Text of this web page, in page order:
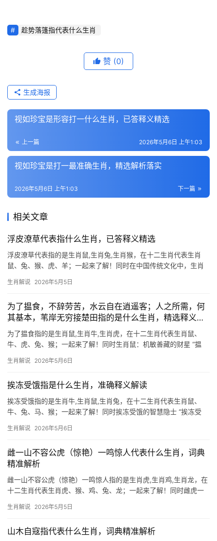
趁势落篷指代表什么生肖
赞 (0)
生成海报
视如珍宝是形容打一什么生肖，已答释义精选
上一篇 2026年5月6日 上午1:03
视如珍宝是打一最准确生肖，精选解析落实
下一篇
2026年5月6日 上午1:03
相关文章
浮皮潦草代表指什么生肖，已答释义精选
浮皮潦草代表指的是生肖鼠,生肖兔,生肖猴，在十二生肖代表生肖
鼠、兔、猴、虎、羊；一起来了解！同时在中国传统文化中，生肖
人，而在生肖象征中，它与【生肖鼠】的机敏却缺乏耐心、【生肖
生肖解说 2026年5月5日
为了揾食，不辞劳苦，水云自在逍遥客；人之所需，何
其基本，苇岸无穷接楚田指的是什么生肖，精选释义解
析
为了揾食指的是生肖鼠,生肖牛,生肖虎，在十二生肖代表生肖鼠、
牛、虎、兔、猴；一起来了解！同时生肖鼠：机敏善藏的财星 “揾
林”，懂得在夹缝中谋生，即便身处楚田苇岸的荒芜，亦能借水云之
生肖解说 2026年5月6日
挨冻受饿指是什么生肖，准确释义解读
挨冻受饿指的是生肖牛,生肖鼠,生肖兔，在十二生肖代表生肖鼠、
牛、兔、马、猴；一起来了解！同时挨冻受饿的智慧隐士 “挨冻受
饥耐寒，却总能以机智化险为夷，命理中，此成语暗喻生肖鼠早年
生肖解说 2026年5月6日
雌一山不容公虎（惊艳）一鸣惊人代表什么生肖，词典
精准解析
雌一山不容公虎（惊艳）一鸣惊人指的是生肖虎,生肖鸡,生肖龙，在
十二生肖代表生肖虎、猴、鸡、兔、龙；一起来了解！同时雌虎一
了生肖虎的霸道与孤傲，山中王者，岂容他人分权？而“一鸣惊人”更
生肖解说 2026年5月5日
山木自寇指代表什么生肖，词典精准解析